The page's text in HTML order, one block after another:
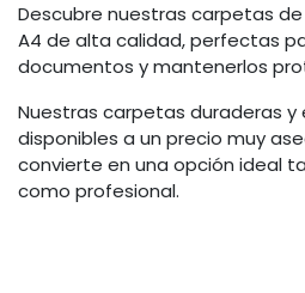
Descubre nuestras carpetas
A4 de alta calidad, perfectas
documentos y mantenerlos
Nuestras carpetas duraderas
disponibles a un precio muy
convierte en una opción ideal
como profesional.